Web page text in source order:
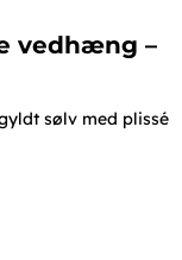
vedhæng –
sølv med plissé